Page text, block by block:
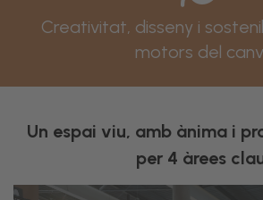
Creativitat, disseny i
motors del
Un espai viu, amb ànima i
per 4 àrees